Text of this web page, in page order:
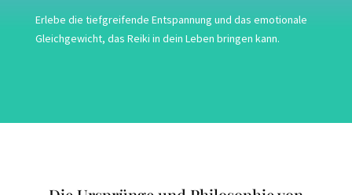
Erlebe die tiefgreifende Entspannung und das emotionale
Gleichgewicht, das Reiki in dein Leben bringen kann.